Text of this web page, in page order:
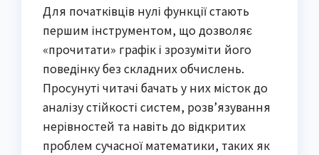
Для початківців нулі функції стають
першим інструментом, що дозволяє
«прочитати» графік і зрозуміти його
поведінку без складних обчислень.
Просунуті читачі бачать у них місток до
аналізу стійкості систем, розв’язування
нерівностей та навіть до відкритих
проблем сучасної математики, таких як